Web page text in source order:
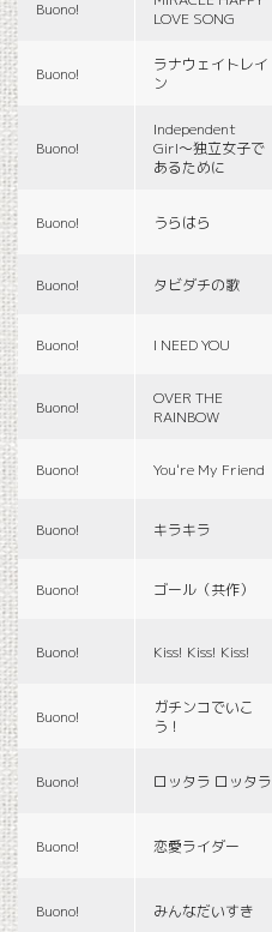
Buono!
LOVE SONG
Buono!
ラナウェイトレイ
ン
Buono!
Independent
Girl〜独立女子で
あるために
Buono! うらはら
Buono! タビダチの歌
Buono! I NEED YOU
Buono!
OVER THE
RAINBOW
Buono! You're My Friend
Buono! キラキラ
Buono! ゴール（共作）
Buono! Kiss! Kiss! Kiss!
Buono!
ガチンコでいこ
う！
Buono! ロッタラ ロッタラ
Buono! 恋愛ライダー
Buono! みんなだいすき